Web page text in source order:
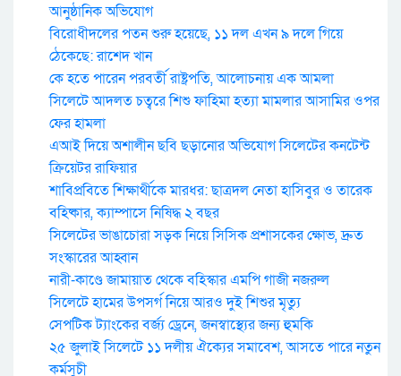
আনুষ্ঠানিক অভিযোগ
বিরোধীদলের পতন শুরু হয়েছে, ১১ দল এখন ৯ দলে গিয়ে
ঠেকেছে: রাশেদ খান
কে হতে পারেন পরবর্তী রাষ্ট্রপতি, আলোচনায় এক আমলা
সিলেটে আদলত চত্বরে শিশু ফাহিমা হত্যা মামলার আসামির ওপর
ফের হামলা
এআই দিয়ে অশালীন ছবি ছড়ানোর অভিযোগ সিলেটের কনটেন্ট
ক্রিয়েটর রাফিয়ার
শাবিপ্রবিতে শিক্ষার্থীকে মারধর: ছাত্রদল নেতা হাসিবুর ও তারেক
বহিষ্কার, ক্যাম্পাসে নিষিদ্ধ ২ বছর
সিলেটের ভাঙাচোরা সড়ক নিয়ে সিসিক প্রশাসকের ক্ষোভ, দ্রুত
সংস্কারের আহ্বান
নারী-কাণ্ডে জামায়াত থেকে বহিস্কার এমপি গাজী নজরুল
সিলেটে হামের উপসর্গ নিয়ে আরও দুই শিশুর মৃত্যু
সেপটিক ট্যাংকের বর্জ্য ড্রেনে, জনস্বাস্থ্যের জন্য হুমকি
২৫ জুলাই সিলেটে ১১ দলীয় ঐক্যের সমাবেশ, আসতে পারে নতুন
কর্মসুচী